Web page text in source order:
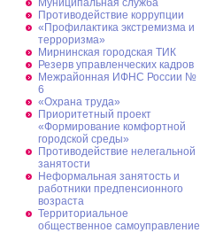
Муниципальная cлужба
Противодействие коррупции
«Профилактика экстремизма и
терроризма»
Мирнинская городская ТИК
Резерв управленческих кадров
Межрайонная ИФНС России №
6
«Охрана труда»
Приоритетный проект
«Формирование комфортной
городской среды»
Противодействие нелегальной
занятости
Неформальная занятость и
работники предпенсионного
возраста
Территориальное
общественное самоуправление